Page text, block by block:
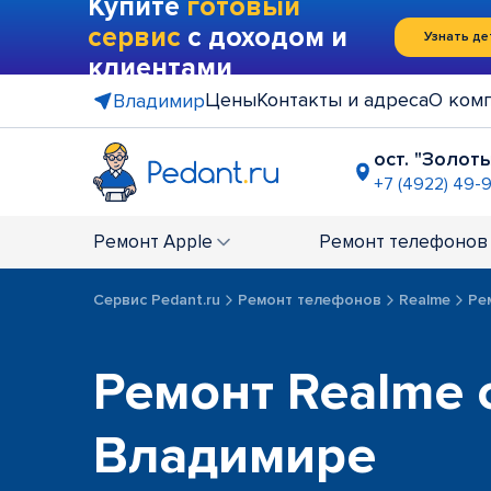
Купите готовый
сервис с доходом и
клиентами
Узнать
ВладимирЦеныКонтакты и адресаО
ост.
+7 (4922) 49-
+7 (4922)
Ремонт Apple Ремонт телефонов
Сервис Pedant.ru Ремонт телефонов Realme
Ремонт Realme
Владимире